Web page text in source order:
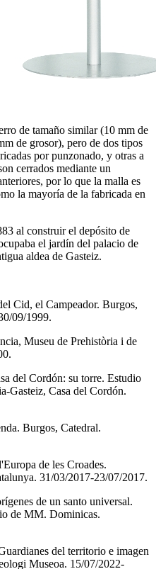
de tamaño similar (10 mm de
de grosor), pero de dos tipos
por punzonado, y otras a
cerrados mediante un
por lo que la malla es
la mayoría de la fabricada en
al construir el depósito de
el jardín del palacio de
aldea de Gasteiz.
Cid, el Campeador. Burgos,
09/1999.
Museu de Prehistòria i de
del Cordón: su torre. Estudio
Gasteiz, Casa del Cordón.
Burgos, Catedral.
de les Croades.
31/03/2017-23/07/2017.
de un santo universal.
de MM. Dominicas.
del territorio e imagen
Museoa. 15/07/2022-